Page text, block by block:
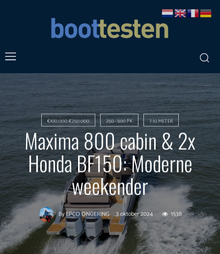
€100.000-€250.000 250 - 500 PK 7-10 METER
Maxima 800 cabin & 2x
Honda BF150: Moderne
weekender
ByEPCO ONGERING 3 oktober 2024 1538